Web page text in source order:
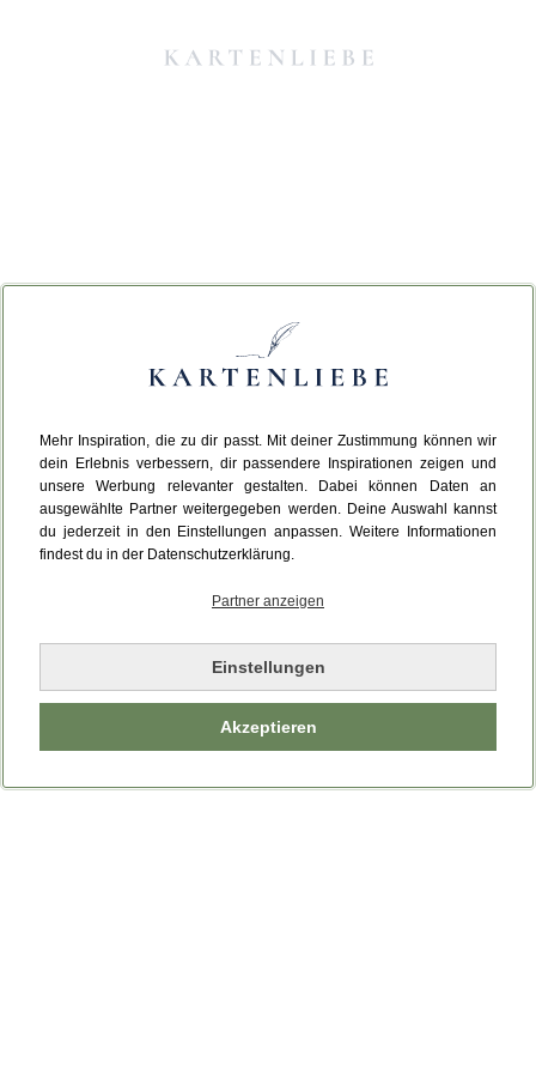
Mehr Inspiration, die zu dir passt. Mit deiner Zustimmung können wir
dein Erlebnis verbessern, dir passendere Inspirationen zeigen und
unsere Werbung relevanter gestalten. Dabei können Daten an
ausgewählte Partner weitergegeben werden. Deine Auswahl kannst
du jederzeit in den Einstellungen anpassen. Weitere Informationen
findest du in der Datenschutzerklärung.
Partner anzeigen
Einstellungen
Akzeptieren
Da ist etwas schiefgelaufen.
Leider ist ein technischer Fehler aufgetreten.
Bitte laden Sie die Seite neu.